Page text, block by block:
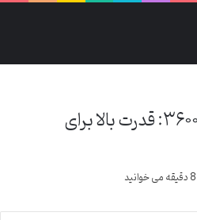
کولر گازی جنرال گلد ۳۶۰۰۰: قدرت بالا برای